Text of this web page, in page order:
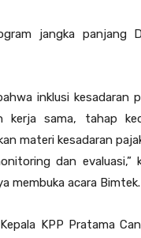
jangka panjang
inklusi
kerja sama, tahap
materi kesadaran
dan
membuka acara Bimtek.
KPP Pratama